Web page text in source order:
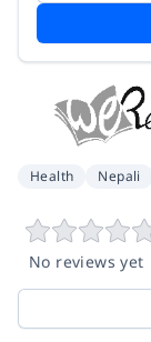
Health Nepali
No reviews yet